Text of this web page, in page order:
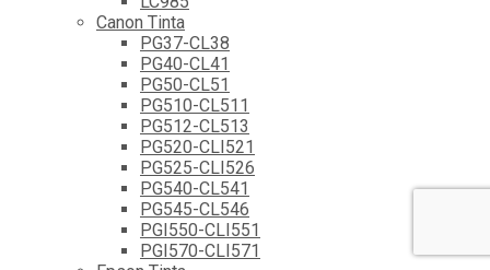
Canon Tinta
PG37-CL38
PG40-CL41
PG50-CL51
PG510-CL511
PG512-CL513
PG520-CLI521
PG525-CLI526
PG540-CL541
PG545-CL546
PGI550-CLI551
PGI570-CLI571